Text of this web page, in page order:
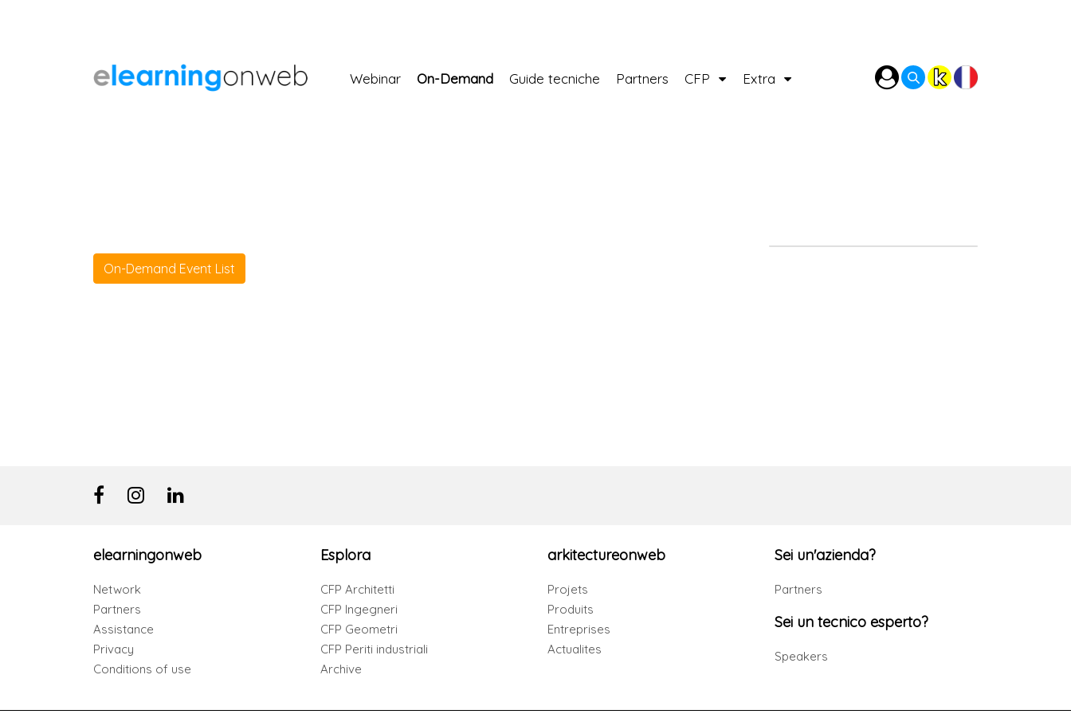
Webinar On-Demand Guide tecniche Partners CFP Extra
On-Demand Event List
elearningonweb
Network
Partners
Assistance
Privacy
Conditions of use
Esplora
CFP Architetti
CFP Ingegneri
CFP Geometri
CFP Periti industriali
Archive
arkitectureonweb
Projets
Produits
Entreprises
Actualites
Sei un'azienda?
Partners
Sei un tecnico esperto?
Speakers